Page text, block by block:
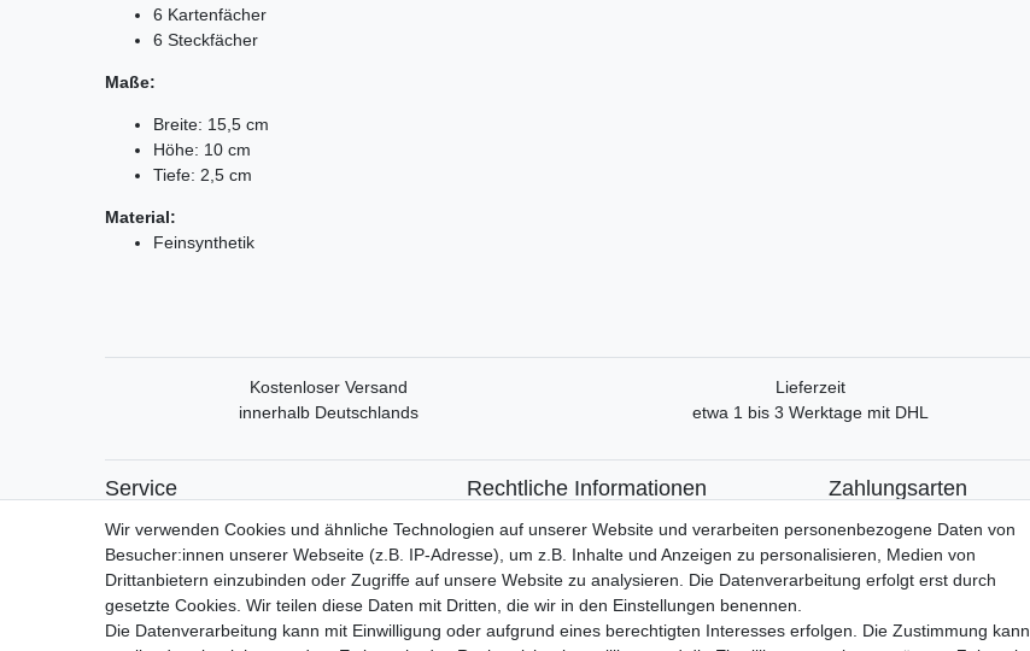
6 Kartenfächer
6 Steckfächer
Maße:
Breite: 15,5 cm
Höhe: 10 cm
Tiefe: 2,5 cm
Material:
Feinsynthetik
Kostenloser Versand
innerhalb Deutschlands
Lieferzeit
etwa 1 bis 3 Werktage mit DHL
Service
Mein Konto
Versand & Retoure
Rechtliche Informationen
Widerrufsrecht
Widerrufsformular
Datenschutzerklärung
AGB
Impressum
Zahlungsarten
Paypal
Kreditkarte
Lastschrift
Google Pay
Vorkasse
Wir verwenden Cookies und ähnliche Technologien auf unserer Website und verarbeiten personenbezogene Daten von
Besucher:innen unserer Webseite (z.B. IP-Adresse), um z.B. Inhalte und Anzeigen zu personalisieren, Medien von
Drittanbietern einzubinden oder Zugriffe auf unsere Website zu analysieren. Die Datenverarbeitung erfolgt erst durch
gesetzte Cookies. Wir teilen diese Daten mit Dritten, die wir in den Einstellungen benennen.
Die Datenverarbeitung kann mit Einwilligung oder aufgrund eines berechtigten Interesses erfolgen. Die Zustimmung kann